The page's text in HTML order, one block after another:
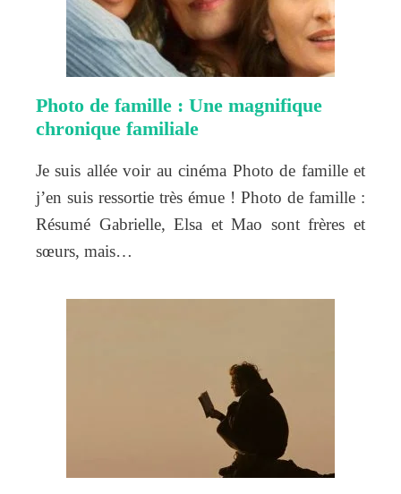
Photo de famille : Une magnifique
chronique familiale
Je suis allée voir au cinéma Photo de famille et
j’en suis ressortie très émue ! Photo de famille :
Résumé Gabrielle, Elsa et Mao sont frères et
sœurs, mais…